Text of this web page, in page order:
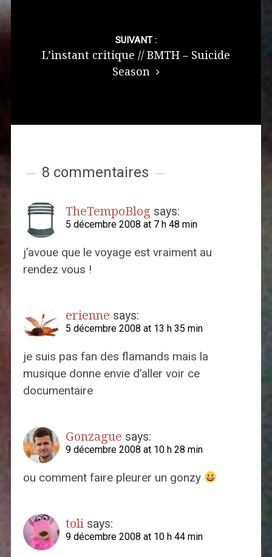
SUIVANT :
L’instant critique // BMTH – Suicide
Season
8 commentaires
TheTempoBlog says:
5 décembre 2008 at 7 h 48 min
j’avoue que le voyage est vraiment au
rendez vous !
erienne says:
5 décembre 2008 at 13 h 35 min
je suis pas fan des flamands mais la
musique donne envie d’aller voir ce
documentaire
Gonzague says:
9 décembre 2008 at 10 h 28 min
ou comment faire pleurer un gonzy
toli says:
9 décembre 2008 at 10 h 44 min